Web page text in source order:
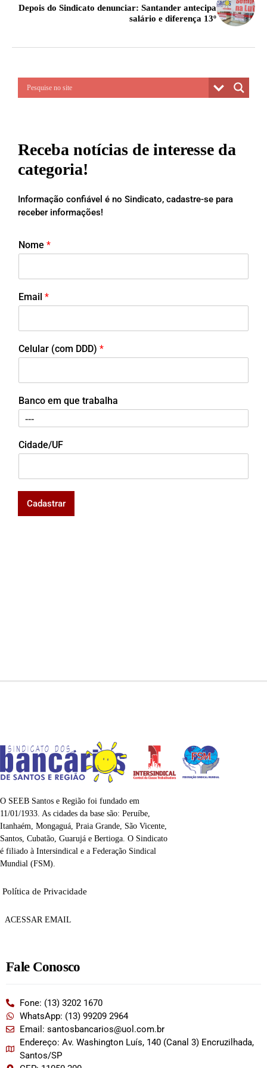
Depois do Sindicato denunciar: Santander antecipa
salário e diferença 13º
Receba notícias de interesse da
categoria!
Informação confiável é no Sindicato, cadastre-se para
receber informações!
Nome *
Email *
Celular (com DDD) *
Banco em que trabalha
Cidade/UF
Cadastrar
O SEEB Santos e Região foi fundado em
11/01/1933. As cidades da base são: Peruíbe,
Itanhaém, Mongaguá, Praia Grande, São Vicente,
Santos, Cubatão, Guarujá e Bertioga. O Sindicato
é filiado à Intersindical e a Federação Sindical
Mundial (FSM).
Política de Privacidade
ACESSAR EMAIL
Fale Conosco
Fone: (13) 3202 1670
WhatsApp: (13) 99209 2964
Email: santosbancarios@uol.com.br
Endereço: Av. Washington Luís, 140 (Canal 3) Encruzilhada,
Santos/SP